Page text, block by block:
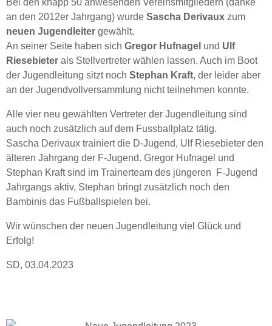
Bei den knapp 50 anwesenden Vereinsmitgliedern (danke
an den 2012er Jahrgang) wurde Sascha Derivaux zum
neuen Jugendleiter gewählt.
An seiner Seite haben sich Gregor Hufnagel und Ulf
Riesebieter als Stellvertreter wählen lassen. Auch im Boot
der Jugendleitung sitzt noch Stephan Kraft, der leider aber
an der Jugendvollversammlung nicht teilnehmen konnte.
Alle vier neu gewählten Vertreter der Jugendleitung sind
auch noch zusätzlich auf dem Fussballplatz tätig.
Sascha Derivaux trainiert die D-Jugend, Ulf Riesebieter den
älteren Jahrgang der F-Jugend. Gregor Hufnagel und
Stephan Kraft sind im Trainerteam des jüngeren F-Jugend
Jahrgangs aktiv, Stephan bringt zusätzlich noch den
Bambinis das Fußballspielen bei.
Wir wünschen der neuen Jugendleitung viel Glück und
Erfolg!
SD, 03.04.2023